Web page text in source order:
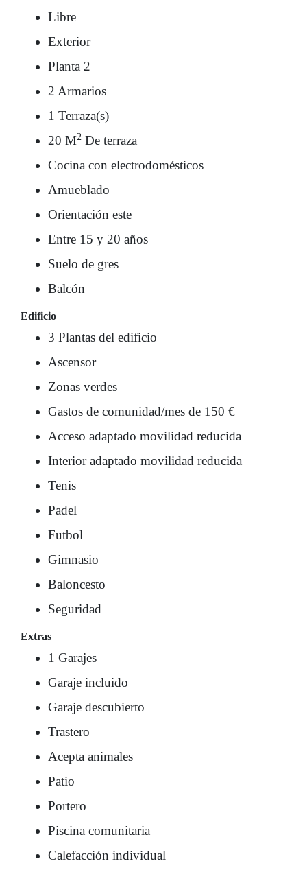
Libre
Exterior
Planta 2
2 Armarios
1 Terraza(s)
20 M2 De terraza
Cocina con electrodomésticos
Amueblado
Orientación este
Entre 15 y 20 años
Suelo de gres
Balcón
Edificio
3 Plantas del edificio
Ascensor
Zonas verdes
Gastos de comunidad/mes de 150 €
Acceso adaptado movilidad reducida
Interior adaptado movilidad reducida
Tenis
Padel
Futbol
Gimnasio
Baloncesto
Seguridad
Extras
1 Garajes
Garaje incluido
Garaje descubierto
Trastero
Acepta animales
Patio
Portero
Piscina comunitaria
Calefacción individual